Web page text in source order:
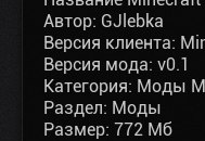
Автор: GJlebka
Версия клиента:
Версия мода: v0.1
Категория: Моды
Раздел: Моды
Размер: 772 Мб